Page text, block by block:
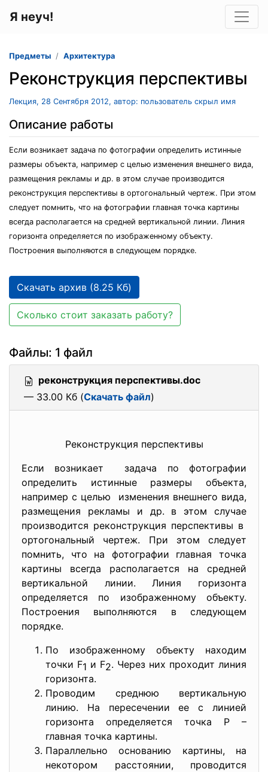
Я неуч!
Предметы Архитектура
Реконструкция перспективы
Лекция, 28 Сентября 2012, автор: пользователь скрыл имя
Описание работы
Если возникает задача по фотографии определить истинные
размеры объекта, например с целью изменения внешнего вида,
размещения рекламы и др. в этом случае производится
реконструкция перспективы в ортогональный чертеж. При этом
следует помнить, что на фотографии главная точка картины
всегда располагается на средней вертикальной линии. Линия
горизонта определяется по изображенному объекту.
Построения выполняются в следующем порядке.
Скачать архив (8.25 Кб)
Сколько стоит заказать работу?
Файлы: 1 файл
реконструкция перспективы.doc
— 33.00 Кб (Скачать файл)
Реконструкция перспективы
Если возникает задача по фотографии
определить истинные размеры объекта,
например с целью изменения внешнего вида,
размещения рекламы и др. в этом случае
производится реконструкция перспективы в
ортогональный чертеж. При этом следует
помнить, что на фотографии главная точка
картины всегда располагается на средней
вертикальной линии. Линия горизонта
определяется по изображенному объекту.
Построения выполняются в следующем
порядке.
По изображенному объекту находим
точки F1 и F2. Через них проходит линия
горизонта.
Проводим среднюю вертикальную
линию. На пересечении ее с линией
горизонта определяется точка P –
главная точка картины.
Параллельно основанию картины, на
некотором расстоянии, проводится